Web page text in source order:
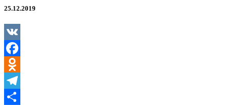
магазина
продаже
обуви
25.12.2019
VK
Facebook
Odnoklassniki
Telegram